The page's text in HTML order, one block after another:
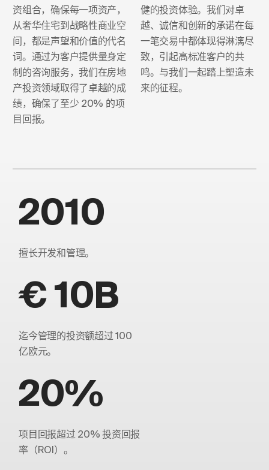
资组合，确保每一项资产，
从奢华住宅到战略性商业空
间，都是声望和价值的代名
词。通过为客户提供量身定
制的咨询服务，我们在房地
产投资领域取得了卓越的成
绩，确保了至少 20% 的项
目回报。
健的投资体验。我们对卓
越、诚信和创新的承诺在每
一笔交易中都体现得淋漓尽
致，引起高标准客户的共
鸣。与我们一起踏上塑造未
来的征程。
2010
擅长开发和管理。
€ 10B
迄今管理的投资额超过 100
亿欧元。
20%
项目回报超过 20% 投资回报
率（ROI）。